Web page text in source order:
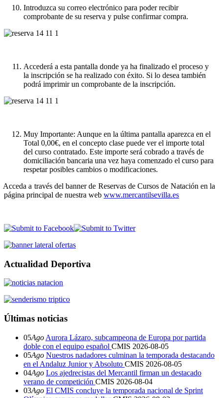
Introduzca su correo electrónico para poder recibir
comprobante de su reserva y pulse confirmar compra.
Accederá a esta pantalla donde ya ha finalizado el proceso y
la inscripción se ha realizado con éxito. Si lo desea también
podrá imprimir un comprobante de la inscripción.
Muy Importante: Aunque en la última pantalla aparezca en el
Total 0,00€, en el concepto clase puede ver el importe total
del curso contratado. Este importe será cobrado a través de
domiciliación bancaria una vez haya comenzado el curso para
respetar posibles cambios o modificaciones.
Acceda a través del banner de Reservas de Cursos de Natación en la
página principal de nuestra web www.mercantilsevilla.es
Actualidad Deportiva
Últimas noticias
05Ago Aurora Lázaro, subcampeona de Europa por partida
doble con el equipo español CMIS 2026-08-05
05Ago Nuestros nadadores culminan la temporada destacando
en el Andaluz Junior y Absoluto CMIS 2026-08-05
04Ago Los ajedrecistas del Mercantil firman un destacado
verano de competición CMIS 2026-08-04
03Ago El CMIS concluye la temporada nacional de Sprint